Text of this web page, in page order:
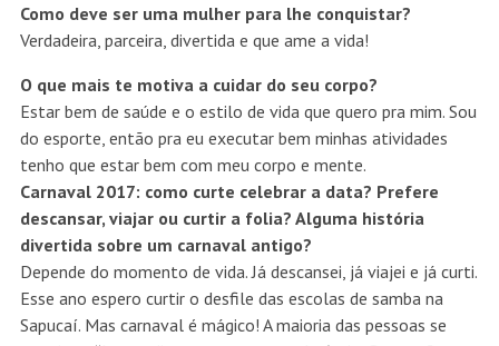
Como deve ser uma mulher para lhe conquistar?
Verdadeira, parceira, divertida e que ame a vida!
O que mais te motiva a cuidar do seu corpo?
Estar bem de saúde e o estilo de vida que quero pra mim. Sou
do esporte, então pra eu executar bem minhas atividades
tenho que estar bem com meu corpo e mente.
Carnaval 2017: como curte celebrar a data? Prefere
descansar, viajar ou curtir a folia? Alguma história
divertida sobre um carnaval antigo?
Depende do momento de vida. Já descansei, já viajei e já curti.
Esse ano espero curtir o desfile das escolas de samba na
Sapucaí. Mas carnaval é mágico! A maioria das pessoas se